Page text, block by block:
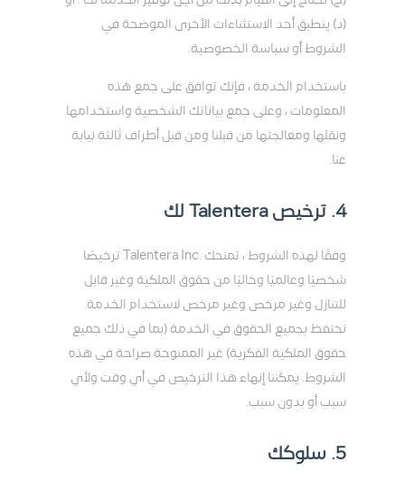
(د) ينطبق أحد الاستثناءات الأخرى الموضحة في
الشروط أو سياسة الخصوصية.
باستخدام الخدمة ، فإنك توافق على جمع هذه
المعلومات ، وعلى جمع بياناتك الشخصية واستخدامها
ونقلها ومعالجتها من قبلنا ومن قبل أطراف ثالثة نيابة
عنا.
4. ترخيص Talentera لك
وفقًا لهذه الشروط ، تمنحك .Talentera Inc ترخيصًا
شخصيًا وعالميًا وخاليًا من حقوق الملكية وغير قابل
للتنازل وغير مرخص وغير مرخص لاستخدام الخدمة.
نحتفظ بجميع الحقوق في الخدمة (بما في ذلك جميع
حقوق الملكية الفكرية) غير الممنوحة صراحة في هذه
الشروط. يمكننا إنهاء هذا الترخيص في أي وقت ولأي
سبب أو بدون سبب.
5. سلوكك